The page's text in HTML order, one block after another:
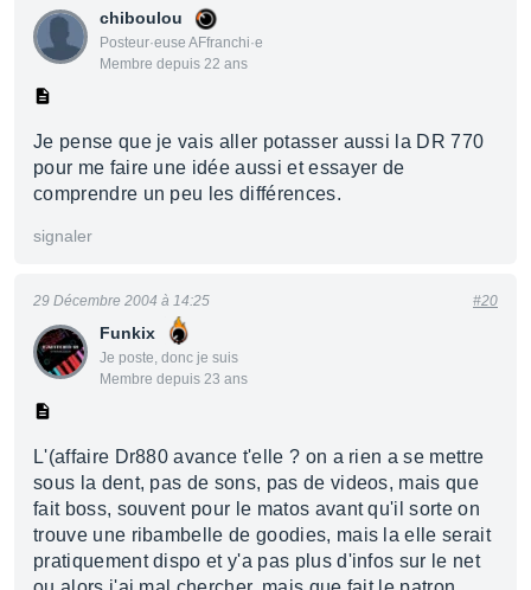
chiboulou
Posteur·euse AFfranchi·e
Membre depuis 22 ans
Je pense que je vais aller potasser aussi la DR 770
pour me faire une idée aussi et essayer de
comprendre un peu les différences.
signaler
Funkix
Je poste, donc je suis
Membre depuis 23 ans
29 Décembre 2004 à 14:25 #20
L'(affaire Dr880 avance t'elle ? on a rien a se mettre
sous la dent, pas de sons, pas de videos, mais que
fait boss, souvent pour le matos avant qu'il sorte on
trouve une ribambelle de goodies, mais la elle serait
pratiquement dispo et y'a pas plus d'infos sur le net